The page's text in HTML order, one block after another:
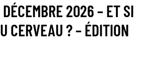
DÉCEMBRE 2026 – ET SI
CERVEAU ? – ÉDITION